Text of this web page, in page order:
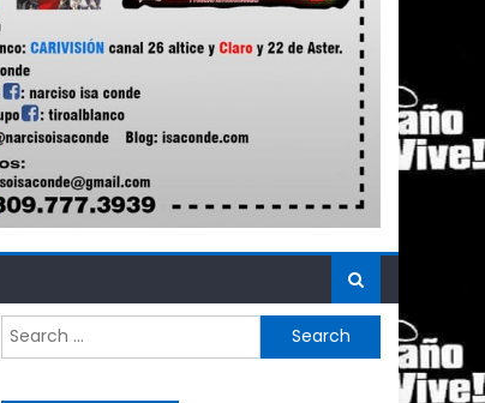
Search
for: